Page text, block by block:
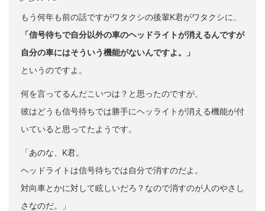
もう何年も前の話ですがワタクシの後輩K君がワタクシに、
「信号待ちで自分以外の車のヘッドライトが消えるんですが
自分の車にはそういう機能がないんですよ。」
というのですよ。
何を言ってるんだこいつは？と思ったのですが、
彼はどうも信号待ちでは勝手にヘッライトが消える機能が付
いていると思ってたようです。
「あのな、K君。
ヘッドライトは信号待ちでは自分で消すのだよ。
対向車とかに対して眩しいだろ？なので消すのが人のやさし
さなのだ。」